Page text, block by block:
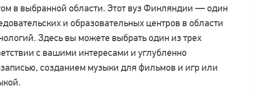
в выбранной области. Этот вуз Финляндии — один
и образовательных центров в области
Здесь вы можете выбрать один из трех
с вашими интересами и углубленно
созданием музыки для фильмов и игр или